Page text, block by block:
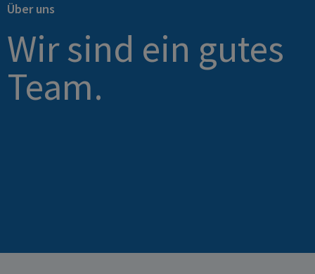
Über uns
Wir sind ein gutes
Team.